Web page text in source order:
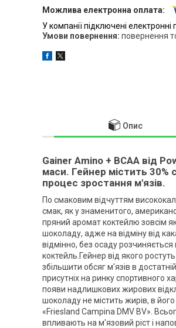
У компанії підключені
повернення
Опис
Gainer Amino + BCAA від
маси. Гейнер містить 30%
процес зростання м'язів.
По смаковим відчуттям
смак, як у знаменитого,
пряний аромат коктейлю зовсім
шоколаду, адже на відміну від
відмінно, без осаду
коктейль.Гейнер від якого
збільшити обсяг м'язів в
присутніх на ринку спортивного
появи надлишкових жирових
шоколаду не містить жирів, в
«Friesland Campina DMV BV».
впливають на м'язовий ріст і